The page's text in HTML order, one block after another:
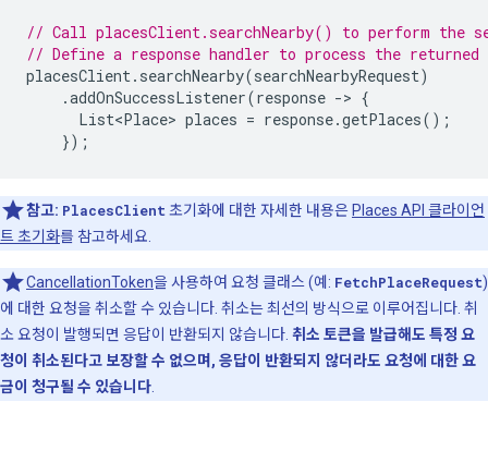
// Call placesClient.searchNearby() to perform the
// Define a response handler to process the
placesClient. searchNearby(searchNearbyRequest)
.addOnSuccessListener(response -> {
List<Place> places = response.getPlaces();
});
참고: PlacesClient 초기화에 대한 자세한 내용은 Places API 클라이언
트 초기화를 참고하세요.
CancellationToken을 사용하여 요청 클래스 (예: FetchPlaceRequest)
에 대한 요청을 취소할 수 있습니다. 취소는 최선의 방식으로 이루어집니다. 취
소 요청이 발행되면 응답이 반환되지 않습니다. 취소 토큰을 발급해도 특정 요
청이 취소된다고 보장할 수 없으며, 응답이 반환되지 않더라도 요청에 대한 요
금이 청구될 수 있습니다